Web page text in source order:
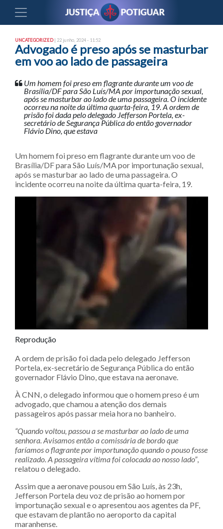
UNCATEGORIZED| 22 junho, 2024 - 11:52
Advogado é preso após se masturbar
em voo ao lado de passageira
Um homem foi preso em flagrante durante um voo de
Brasília/DF para São Luís/MA por importunação sexual,
após se masturbar ao lado de uma passageira. O incidente
ocorreu na noite da última quarta-feira, 19. A ordem de
prisão foi dada pelo delegado Jefferson Portela, ex-
secretário de Segurança Pública do então governador
Flávio Dino, que estava
Um homem foi preso em flagrante durante um voo de
Brasília/DF para São Luís/MA por importunação sexual,
após se masturbar ao lado de uma passageira. O
incidente ocorreu na noite da última quarta-feira, 19.
Reprodução
A ordem de prisão foi dada pelo delegado Jefferson
Portela, ex-secretário de Segurança Pública do então
governador Flávio Dino, que estava na aeronave.
À CNN, o delegado informou que o homem preso é um
advogado, que chamou a atenção dos demais
passageiros após passar meia hora no banheiro.
“Quando voltou, passou a se masturbar ao lado de uma
senhora. Avisamos então a comissária de bordo que
faríamos o flagrante por importunação quando o pouso fosse
realizado. A passageira vítima foi colocada ao nosso lado”,
relatou o delegado.
Assim que a aeronave pousou em São Luís, às 23h,
Jefferson Portela deu voz de prisão ao homem por
importunação sexual e o apresentou aos agentes da PF,
que estavam de plantão no aeroporto da capital
maranhense.